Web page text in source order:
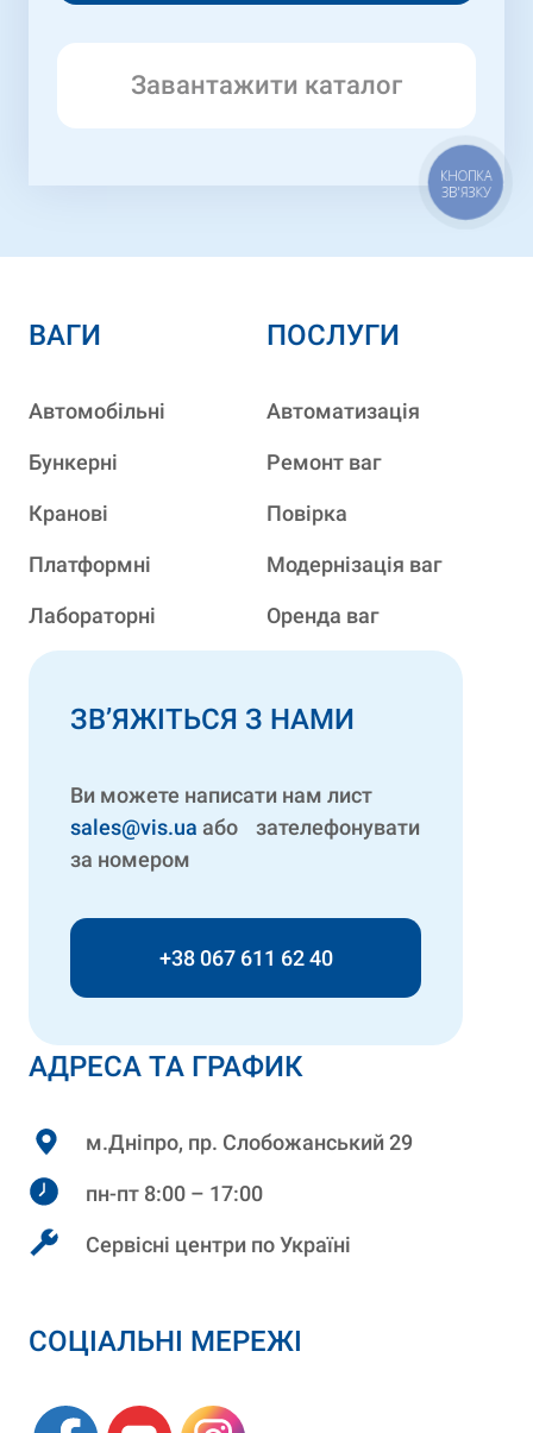
Завантажити каталог
АДРЕСА ТА ГРАФИК
м.Дніпро, пр. Слобожанський 29
пн-пт 8:00 – 17:00
Сервісні центри по Україні
СОЦІАЛЬНІ МЕРЕЖІ
ВАГИ
Автомобільні
Бункерні
Кранові
Платформні
Лабораторні
ПОСЛУГИ
Автоматизація
Ремонт ваг
Повірка
Модернізація ваг
Оренда ваг
ЗВ’ЯЖІТЬСЯ З НАМИ
Ви можете написати нам лист
sales@vis.ua або зателефонувати
за номером
+38 067 611 62 40
КНОПКА
ЗВ'ЯЗКУ